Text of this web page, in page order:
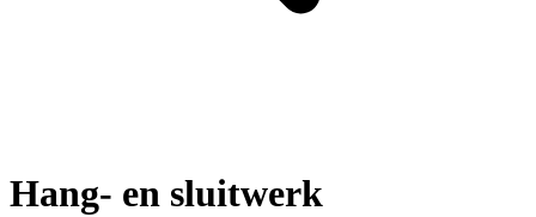
Hang- en sluitwerk